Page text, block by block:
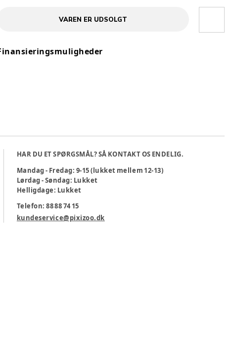
VAREN ER UDSOLGT
HAR DU ET SPØRGSMÅL? SÅ KONTAKT OS ENDELIG.
Mandag - Fredag: 9-15 (lukket mellem 12-13)
Lørdag - Søndag: Lukket
Helligdage: Lukket
Telefon: 88 88 74 15
kundeservice@pixizoo.dk